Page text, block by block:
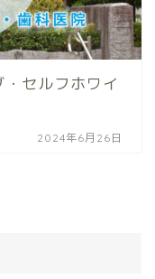
セルフホワイ
2024年6月26日